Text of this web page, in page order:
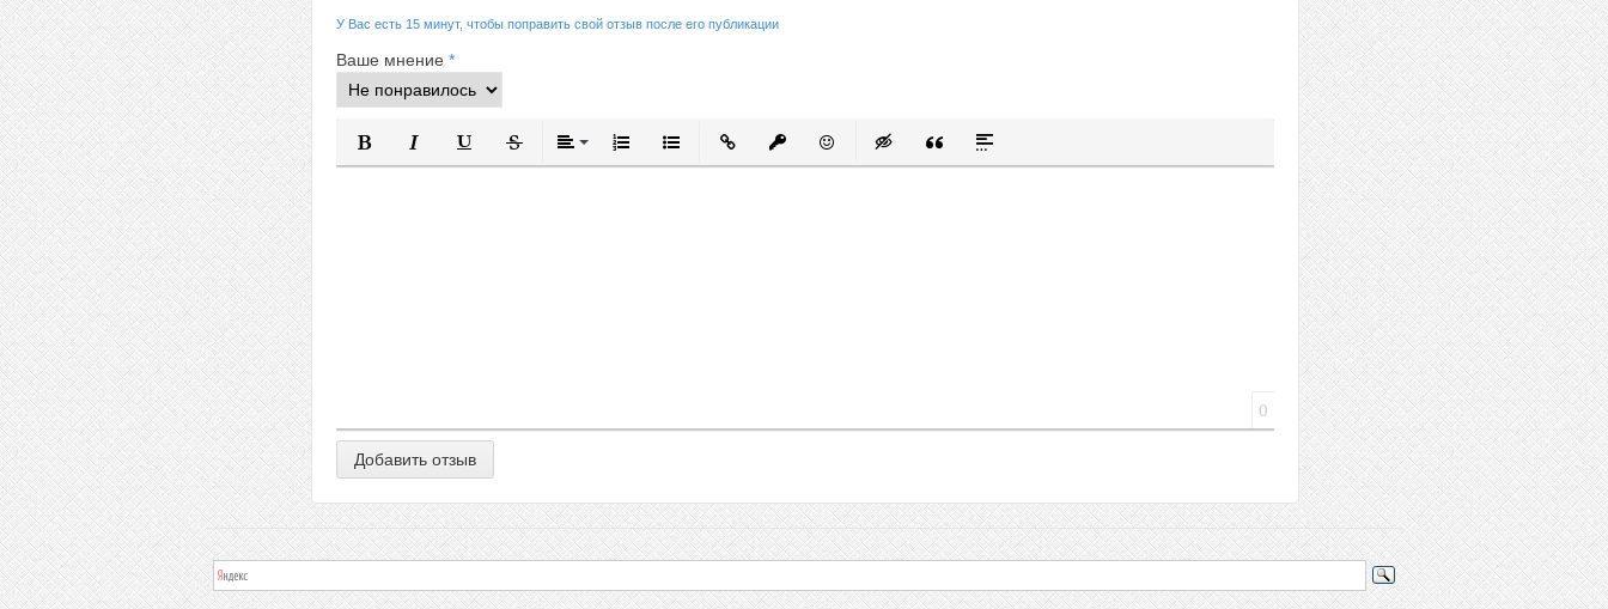
У Вас есть 15 минут, чтобы поправить свой отзыв после его публикации
Ваше мнение *
Полужирный
КурсивПодчеркнутый
ЗачеркнутыйВыравнивание
Нумерованный список
Маркированный список
Вставить ссылку
Вставить защищенную ссылку
Вставить смайлик
Вставка скрытого текста
Вставка цитаты
Вставка спойлера
0